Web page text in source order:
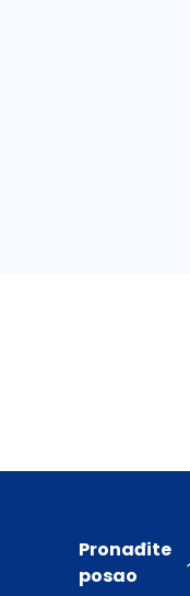
Pronađite
posao